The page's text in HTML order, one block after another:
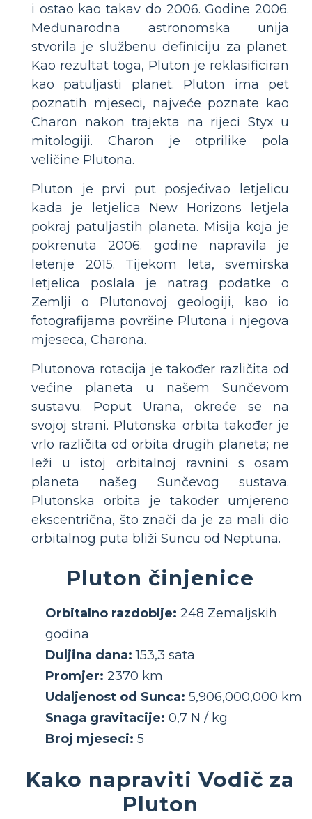
i ostao kao takav do 2006. Godine 2006.
Međunarodna astronomska unija
stvorila je službenu definiciju za planet.
Kao rezultat toga, Pluton je reklasificiran
kao patuljasti planet. Pluton ima pet
poznatih mjeseci, najveće poznate kao
Charon nakon trajekta na rijeci Styx u
mitologiji. Charon je otprilike pola
veličine Plutona.
Pluton je prvi put posjećivao letjelicu
kada je letjelica New Horizons letjela
pokraj patuljastih planeta. Misija koja je
pokrenuta 2006. godine napravila je
letenje 2015. Tijekom leta, svemirska
letjelica poslala je natrag podatke o
Zemlji o Plutonovoj geologiji, kao io
fotografijama površine Plutona i njegova
mjeseca, Charona.
Plutonova rotacija je također različita od
većine planeta u našem Sunčevom
sustavu. Poput Urana, okreće se na
svojoj strani. Plutonska orbita također je
vrlo različita od orbita drugih planeta; ne
leži u istoj orbitalnoj ravnini s osam
planeta našeg Sunčevog sustava.
Plutonska orbita je također umjereno
ekscentrična, što znači da je za mali dio
orbitalnog puta bliži Suncu od Neptuna.
Pluton činjenice
Orbitalno razdoblje: 248 Zemaljskih
godina
Duljina dana: 153,3 sata
Promjer: 2370 km
Udaljenost od Sunca: 5,906,000,000 km
Snaga gravitacije: 0,7 N / kg
Broj mjeseci: 5
Kako napraviti Vodič za
Pluton